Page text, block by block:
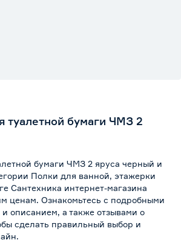
туалетной бумаги ЧМЗ 2
бумаги ЧМЗ 2 яруса черный и
Полки для ванной, этажерки
Сантехника интернет-магазина
ценам. Ознакомьтесь с подробными
описанием, а также отзывами о
сделать правильный выбор и